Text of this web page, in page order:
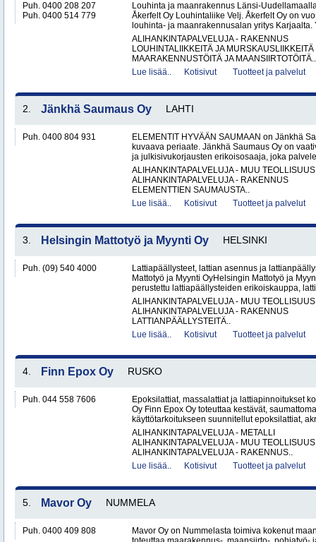
Puh. 0400 208 207
Puh. 0400 514 779
Louhinta ja maanrakennus Länsi-
Åkerfelt Oy Louhintaliike Velj. Åkerfelt Oy on
louhinta- ja maanrakennusalan yritys Karjaalta.
ALIHANKINTAPALVELUJA - RAKENNUS
LOUHINTALIIKKEITÄ JA MURSKAUSLIIKKEITÄ
MAARAKENNUSTÖITÄ JA MAANSIIRTOTÖITÄ..
Lue lisää..
Kotisivut Tuotteet ja palvelut
2. Jänkhä Saumaus Oy LAHTI
Puh. 0400 804 931
ELEMENTIT HYVÄÄN SAUMAAN on Jänkhä
kuvaava periaate. Jänkhä Saumaus Oy on
ja julkisivukorjausten erikoisosaaja, joka
ALIHANKINTAPALVELUJA - MUU TEOLLISUUS
ALIHANKINTAPALVELUJA - RAKENNUS
ELEMENTTIEN SAUMAUSTA..
Lue lisää..
Kotisivut Tuotteet ja palvelut
3. Helsingin Mattotyö ja Myynti Oy HELSINKI
Puh. (09) 540 4000
Lattiapäällysteet, lattian asennus ja
Mattotyö ja Myynti OyHelsingin Mattotyö ja
perustettu lattiapäällysteiden erikoiskauppa,
ALIHANKINTAPALVELUJA - MUU TEOLLISUUS
ALIHANKINTAPALVELUJA - RAKENNUS
LATTIANPÄÄLLYSTEITÄ..
Lue lisää..
Kotisivut Tuotteet ja palvelut
4. Finn Epox Oy RUSKO
Puh. 044 558 7606
Epoksilattiat, massalattiat ja lattiapinnoitukset
Oy Finn Epox Oy toteuttaa kestävät,
käyttötarkoitukseen suunnitellut epoksilattiat,
ALIHANKINTAPALVELUJA - METALLI
ALIHANKINTAPALVELUJA - MUU TEOLLISUUS
ALIHANKINTAPALVELUJA - RAKENNUS..
Lue lisää..
Kotisivut Tuotteet ja palvelut
5. Mavor Oy NUMMELA
Puh. 0400 409 808
Mavor Oy on Nummelasta toimiva kokenut